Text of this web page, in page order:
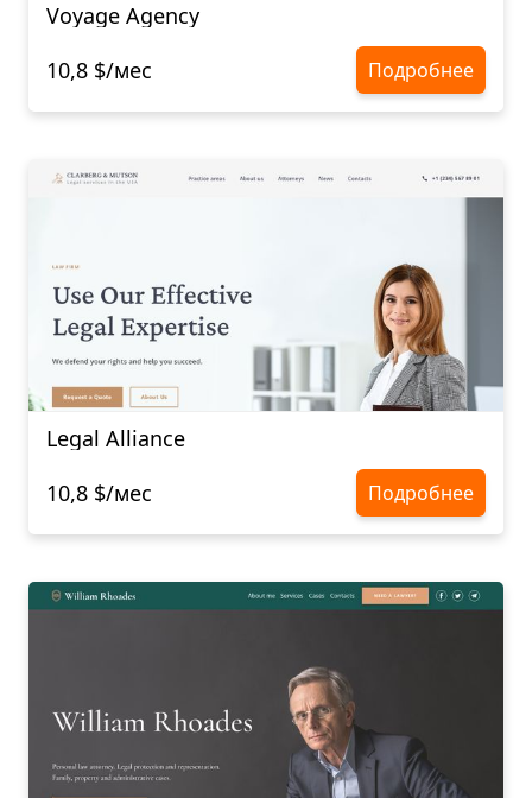
Voyage Agency
10,8 $/мес
Подробнее
Legal Alliance
10,8 $/мес
Подробнее